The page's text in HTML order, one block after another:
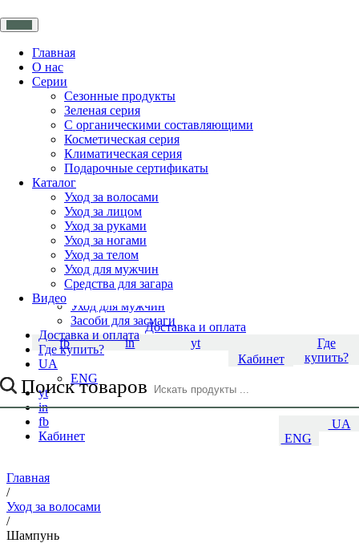
Главная
О нас
Серии
Сезонные продукты
Зеленая серия
С органическими составляющими
Косметическая серия
Климатическая серия
Подарочные сертификаты
Каталог
Уход за волосами
Уход за лицом
Уход за руками
Уход за ногами
Уход за телом
Уход для мужчин
Средства для загара
Видео
Доставка и оплата
Где
купить?
UA
ENG
yt
in
fb
Кабинет
Поиск товаров
Главная
О нас
Серии
Сезонные продукты
Зелена серія
С органическими составляющими
Чоловіча серія
Косметическая серия
Подарочные сертификаты
Каталог
Уход за волосами
Уход за лицом
Уход за руками
Уход за ногами
Уход за телом
Уход для мужчин
Засоби для засмаги
Доставка и оплата
Где купить?
UA
ENG
yt
in
fb
Кабинет
Главная
/
Уход за волосами
/
Шампунь